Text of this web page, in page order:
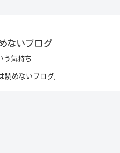
ないブログ
う気持ち
読めないブログ.